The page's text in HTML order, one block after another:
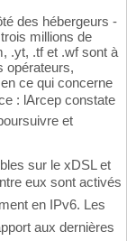
des hébergeurs -
millions de
.yt, .tf et .wf sont à
opérateurs,
ce qui concerne
: lArcep constate
et
sur le xDSL et
eux sont activés
en IPv6. Les
aux dernières